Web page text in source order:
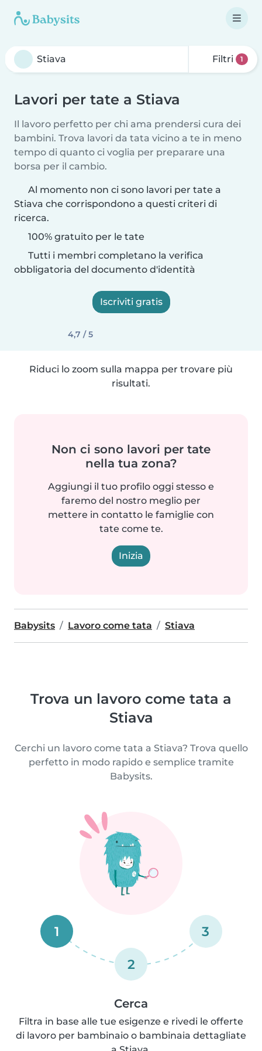
Filtri 1
Lavori per tate a Stiava
Il lavoro perfetto per chi ama prendersi cura dei
bambini. Trova lavori da tata vicino a te in meno
tempo di quanto ci voglia per preparare una
borsa per il cambio.
Al momento non ci sono lavori per tate a
Stiava che corrispondono a questi criteri di
ricerca.
100% gratuito per le tate
Tutti i membri completano la verifica
obbligatoria del documento d'identità
Iscriviti gratis
4,7 / 5
Riduci lo zoom sulla mappa per trovare più
risultati.
Non ci sono lavori per tate
nella tua zona?
Aggiungi il tuo profilo oggi stesso e
faremo del nostro meglio per
mettere in contatto le famiglie con
tate come te.
Inizia
Babysits Lavoro come tata Stiava
Trova un lavoro come tata a
Stiava
Cerchi un lavoro come tata a Stiava? Trova quello
perfetto in modo rapido e semplice tramite
Babysits.
1
2
3
Cerca
Filtra in base alle tue esigenze e rivedi le offerte
di lavoro per bambinaio o bambinaia dettagliate